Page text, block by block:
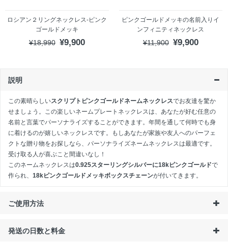
ロシアン２リングネックレス-ピンク
ゴールドメッキ
¥18,990 ¥9,900
ピンクゴールドメッキの名前入りイ
ンフィニティネックレス
¥11,900 ¥9,900
説明
この素晴らしいスクリプトピンクゴールドネームネックレスでお友達を驚か
せましょう。この楽しいネームプレートネックレスは、あなたが好む任意の
名前と言葉でパーソナライズすることができます。年間を通して何時でも身
に着けるのが嬉しいネックレスです。もしあなたが家族や友人へのパーフェ
クトな贈り物をお探しなら、パーソナライズネームネックレスは最適です。
受け取る人が喜ぶこと間違いなし！
このネームネックレスは0.925スターリングシルバーに18kピンクゴールドで
作られ、 18kピンクゴールドメッキボックスチェーンが付いてきます。
ご使用方法
発送の日数と料金